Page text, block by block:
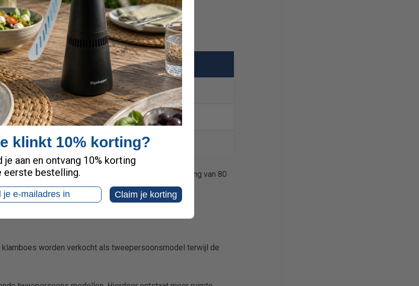
ruimte er boven uw hoofd ontstaat.
Comfort
Krap
Ruim
Zeer ruim
gebruikt bij de populaire K1402 XXL een royale ring van 80
cm.
worden verkocht als tweepersoonsmodel terwijl de
klinkt 10% korting?
je aan en ontvang 10% korting
eerste bestelling.
Claim je korting